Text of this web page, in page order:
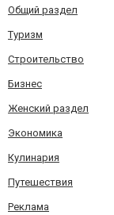
Общий раздел
Туризм
Строительство
Бизнес
Женский раздел
Экономика
Кулинария
Путешествия
Реклама